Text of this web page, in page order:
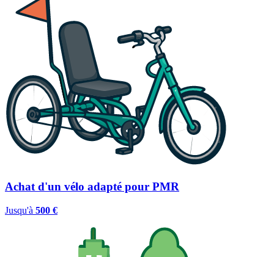
Achat d'un vélo adapté pour PMR
Jusqu'à 500 €